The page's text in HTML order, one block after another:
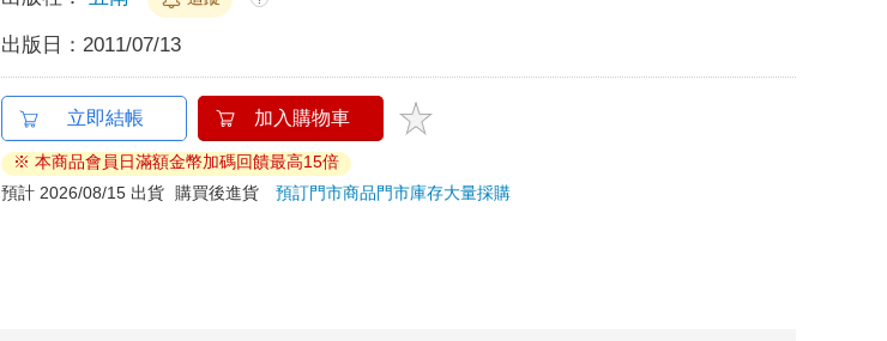
出版日： 2011/07/13
立即結帳 加入購物車
※ 本商品會員日滿額金幣加碼回饋最高15倍
預計 2026/08/15 出貨
購買後進貨預訂門市商品門市庫存大量採購